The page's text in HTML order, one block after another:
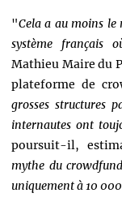
"Cela a au moins
système français
Mathieu Maire du
plateforme de
grosses structures
internautes ont
poursuit-il,
mythe du
uniquement à 10